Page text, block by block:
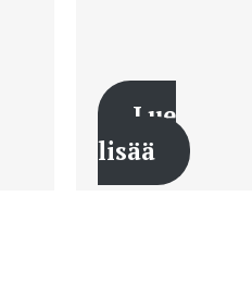
Lue
lisää